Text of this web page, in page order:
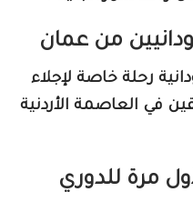
من عمان
رحلة خاصة لإجلاء
في العاصمة الأردنية
مرة للدوري